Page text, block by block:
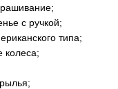
с ручкой;
типа;
колеса;